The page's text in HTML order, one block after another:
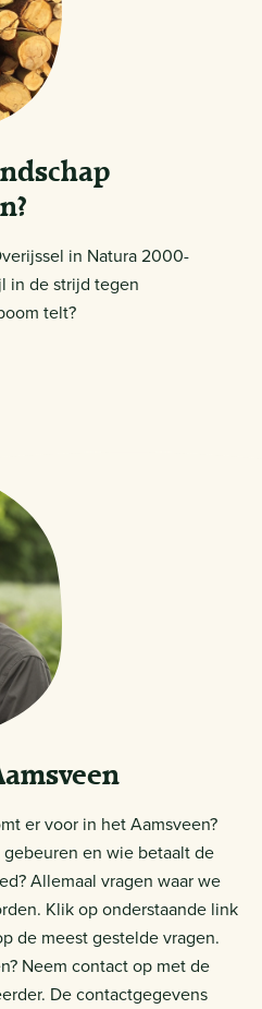
in Natura 2000-
in de strijd tegen
telt?
er voor in het Aamsveen?
en wie betaalt de
Allemaal vragen waar we
Klik op onderstaande link
de meest gestelde vragen.
Neem contact op met de
De contactgegevens